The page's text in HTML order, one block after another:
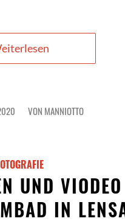
VON MANNIOTTO
UND
IN